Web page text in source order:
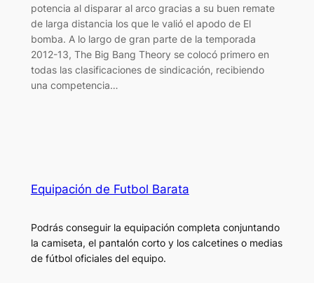
potencia al disparar al arco gracias a su buen remate
de larga distancia los que le valió el apodo de El
bomba. A lo largo de gran parte de la temporada
2012-13, The Big Bang Theory se colocó primero en
todas las clasificaciones de sindicación, recibiendo
una competencia…
Equipación de Futbol Barata
Podrás conseguir la equipación completa conjuntando
la camiseta, el pantalón corto y los calcetines o medias
de fútbol oficiales del equipo.